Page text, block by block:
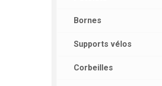
Bornes
Supports vélos
Corbeilles